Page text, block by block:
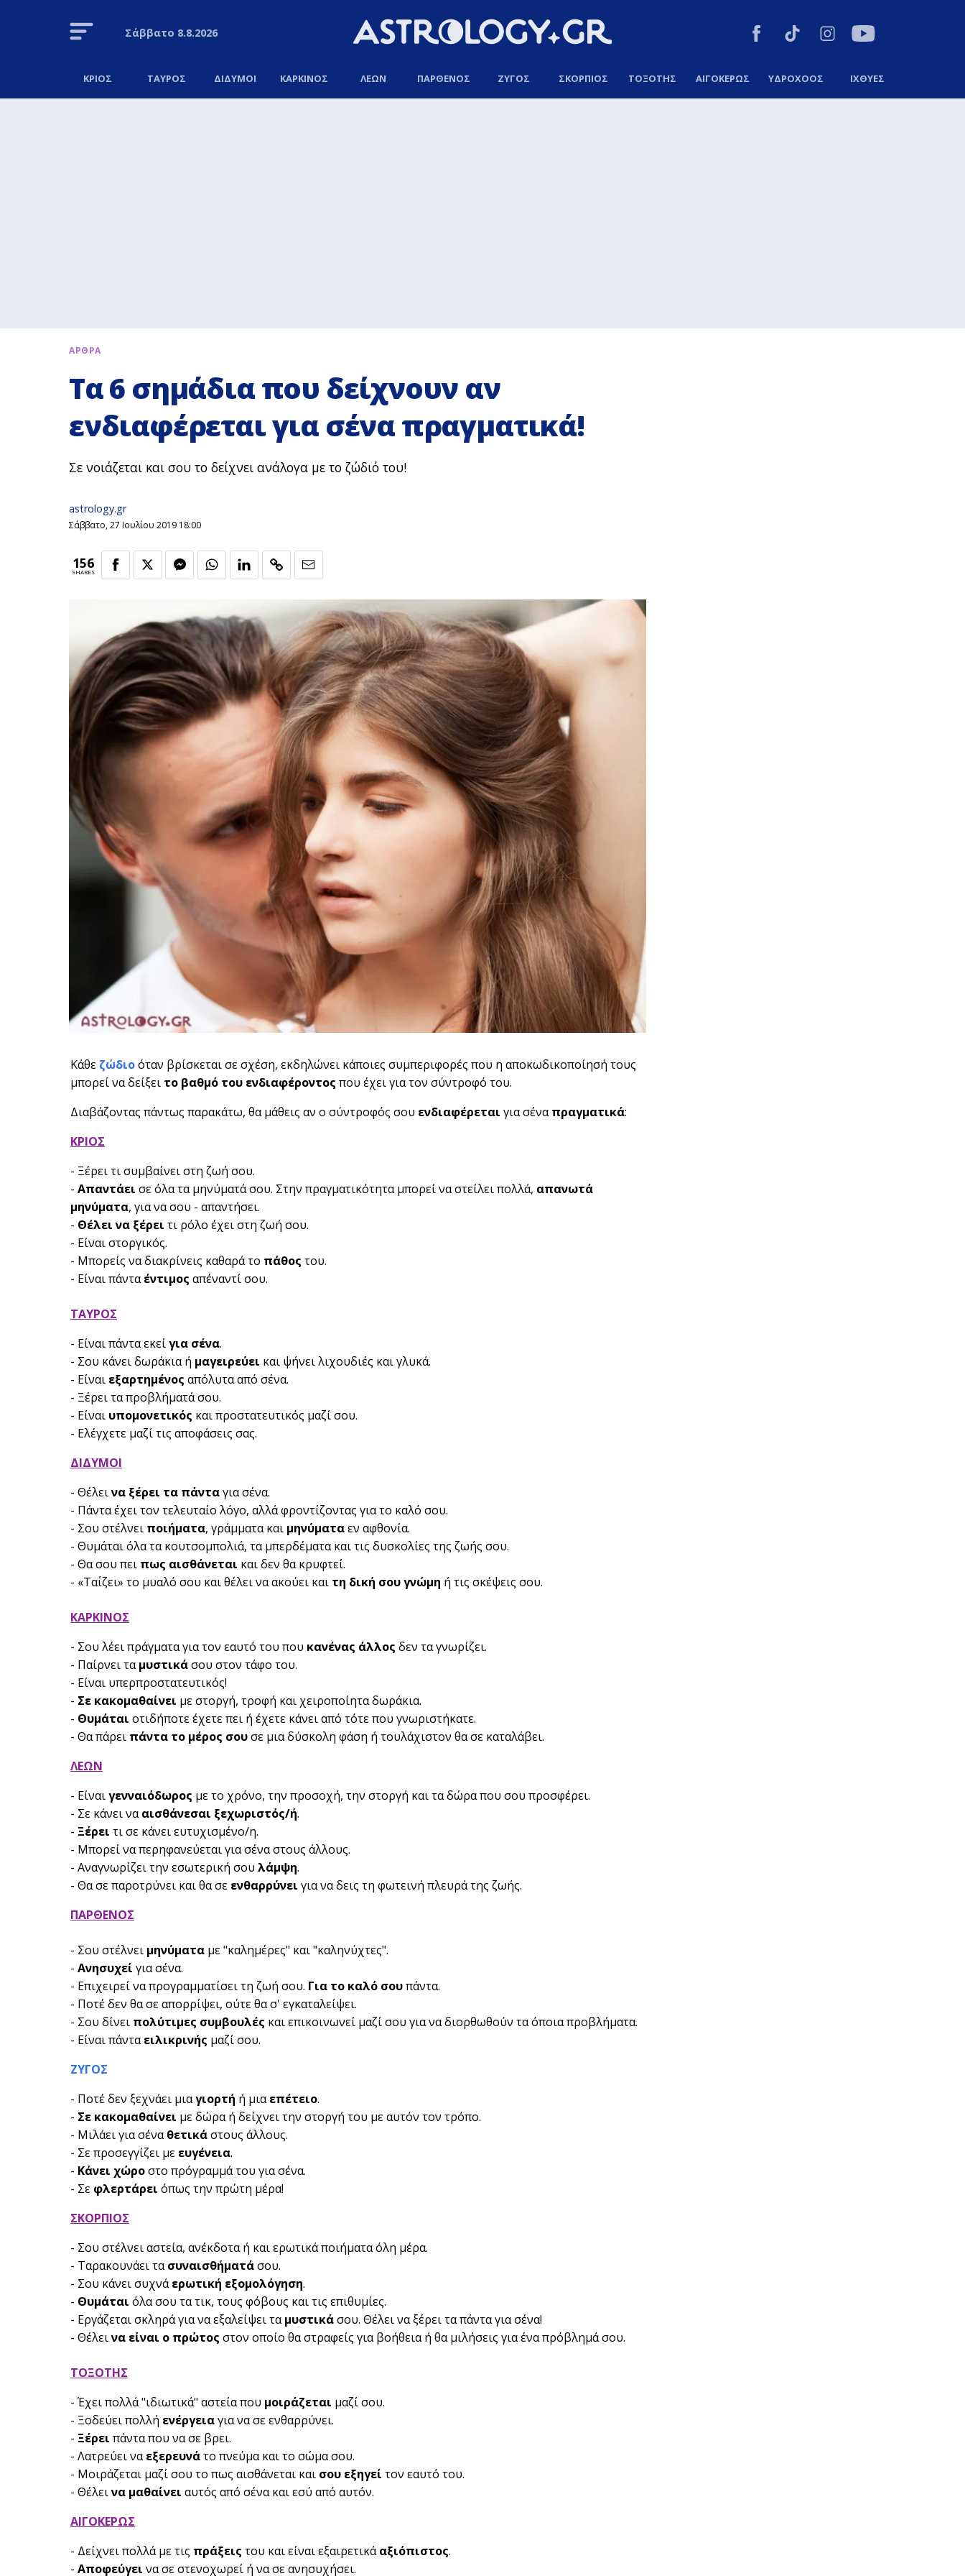
Σάββατο 8.8.2026
ΚΡΙΟΣ ΤΑΥΡΟΣ ΔΙΔΥΜΟΙ ΚΑΡΚΙΝΟΣ ΛΕΩΝ ΠΑΡΘΕΝΟΣ ΖΥΓΟΣ ΣΚΟΡΠΙΟΣ ΤΟΞΟΤΗΣ ΑΙΓΟΚΕΡΩΣ ΥΔΡΟΧΟΟΣ ΙΧΘΥΕΣ
ΑΡΘΡΑ
Τα 6 σημάδια που δείχνουν αν
ενδιαφέρεται για σένα πραγματικά!
Σε νοιάζεται και σου το δείχνει ανάλογα με το ζώδιό του!
astrology.gr
Σάββατο, 27 Ιουλίου 2019 18:00
156
SHARES
Κάθε ζώδιοόταν βρίσκεται σε σχέση, εκδηλώνει κάποιες συμπεριφορές που η αποκωδικοποίησή τους
μπορεί να δείξει το βαθμό του ενδιαφέροντος που έχει για τον σύντροφό του.
Διαβάζοντας πάντως παρακάτω, θα μάθεις αν ο σύντροφός σου ενδιαφέρεται για σέναπραγματικά:
ΚΡΙΟΣ
- Ξέρει τι συμβαίνει στη ζωή σου.
- Απαντάει σε όλα τα μηνύματά σου. Στην πραγματικότητα μπορεί να στείλει πολλά, απανωτά
μηνύματα, για να σου - απαντήσει.
- Θέλει να ξέρει τι ρόλο έχει στη ζωή σου.
- Είναι στοργικός.
- Μπορείς να διακρίνεις καθαρά το πάθος του.
- Είναι πάνταέντιμος απέναντί σου.
ΤΑΥΡΟΣ
- Είναι πάντα εκείγια σένα.
- Σου κάνει δωράκια ή μαγειρεύει και ψήνει λιχουδιές και γλυκά.
- Είναι εξαρτημένος απόλυτα από σένα.
- Ξέρει τα προβλήματά σου.
- Είναι υπομονετικός και προστατευτικός μαζί σου.
- Ελέγχετε μαζί τις αποφάσεις σας.
ΔΙΔΥΜΟΙ
- Θέλεινα ξέρει τα πάνταγια σένα.
- Πάντα έχει τον τελευταίο λόγο, αλλά φροντίζοντας για το καλό σου.
- Σου στέλνει ποιήματα, γράμματα και μηνύματαεν αφθονία.
- Θυμάται όλα τα κουτσομπολιά, τα μπερδέματα και τις δυσκολίες της ζωής σου.
- Θα σου πει πως αισθάνεται και δεν θα κρυφτεί.
- «Ταΐζει» το μυαλό σου και θέλει να ακούει και τη δική σου γνώμη ή τις σκέψεις σου.
ΚΑΡΚΙΝΟΣ
- Σου λέει πράγματα για τον εαυτό του που κανένας άλλος δεν τα γνωρίζει.
- Παίρνει ταμυστικάσου στον τάφο του.
- Είναι υπερπροστατευτικός!
- Σε κακομαθαίνει με στοργή, τροφή και χειροποίητα δωράκια.
- Θυμάται οτιδήποτε έχετε πει ή έχετε κάνει από τότε που γνωριστήκατε.
- Θα πάρει πάντα το μέρος σουσε μια δύσκολη φάση ή τουλάχιστον θα σε καταλάβει.
ΛΕΩΝ
- Είναιγενναιόδωρος με το χρόνο, την προσοχή, την στοργή και τα δώρα που σου προσφέρει.
- Σε κάνει νααισθάνεσαι ξεχωριστός/ή.
- Ξέρει τι σε κάνει ευτυχισμένο/η.
- Μπορεί να περηφανεύεται για σένα στους άλλους.
- Αναγνωρίζει την εσωτερική σου λάμψη.
- Θα σε παροτρύνει και θα σε ενθαρρύνει για να δεις τη φωτεινή πλευρά της ζωής.
ΠΑΡΘΕΝΟΣ
- Σου στέλνει μηνύματα με "καλημέρες" και "καληνύχτες".
- Ανησυχεί για σένα.
- Επιχειρεί να προγραμματίσει τη ζωή σου. Για το καλό σουπάντα.
- Ποτέ δεν θα σε απορρίψει, ούτε θα σ' εγκαταλείψει.
- Σου δίνει πολύτιμες συμβουλές και επικοινωνεί μαζί σου για να διορθωθούν τα όποια προβλήματα.
- Είναι πάνταειλικρινής μαζί σου.
ΖΥΓΟΣ
- Ποτέ δεν ξεχνάει μιαγιορτή ή μιαεπέτειο.
- Σε κακομαθαίνει με δώρα ή δείχνει την στοργή του με αυτόν τον τρόπο.
- Μιλάει για σέναθετικάστους άλλους.
- Σε προσεγγίζει με ευγένεια.
- Κάνει χώροστο πρόγραμμά του για σένα.
- Σε φλερτάρει όπως την πρώτη μέρα!
ΣΚΟΡΠΙΟΣ
- Σου στέλνει αστεία, ανέκδοτα ή και ερωτικά ποιήματα όλη μέρα.
- Ταρακουνάει τασυναισθήματάσου.
- Σου κάνει συχνάερωτική εξομολόγηση.
- Θυμάται όλα σου τα τικ, τους φόβους και τις επιθυμίες.
- Εργάζεται σκληρά για να εξαλείψει ταμυστικάσου. Θέλει να ξέρει τα πάντα για σένα!
- Θέλεινα είναι ο πρώτος στον οποίο θα στραφείς για βοήθεια ή θα μιλήσεις για ένα πρόβλημά σου.
ΤΟΞΟΤΗΣ
- Έχει πολλά "ιδιωτικά" αστεία που μοιράζεται μαζί σου.
- Ξοδεύει πολλή ενέργειαγια να σε ενθαρρύνει.
- Ξέρει πάντα που να σε βρει.
- Λατρεύει ναεξερευνάτο πνεύμα και το σώμα σου.
- Μοιράζεται μαζί σου το πως αισθάνεται και σου εξηγεί τον εαυτό του.
- Θέλεινα μαθαίνει αυτός από σένα και εσύ από αυτόν.
ΑΙΓΟΚΕΡΩΣ
- Δείχνει πολλά με τις πράξεις του και είναι εξαιρετικάαξιόπιστος.
- Αποφεύγει να σε στενοχωρεί ή να σε ανησυχήσει.